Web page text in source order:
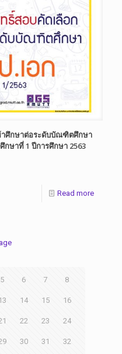
าศึกษาต่อระดับบัณฑิตศึกษา
ษาที่ 1 ปีการศึกษา 2563
Read more
5 6 7 8
14 15 16
22 23 24
30 31 32